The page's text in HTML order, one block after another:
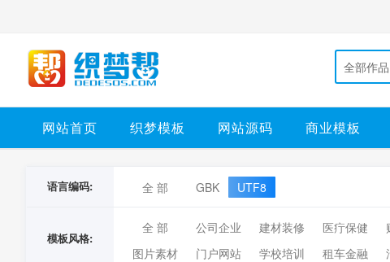
全部作品
网站首页 织梦模板 网站源码 商业模板
语言编码: 全 部 GBK UTF8
模板风格:
全 部 公司企业 建材装修 医疔保健
图片素材
门户网站 学校培训 租车金融